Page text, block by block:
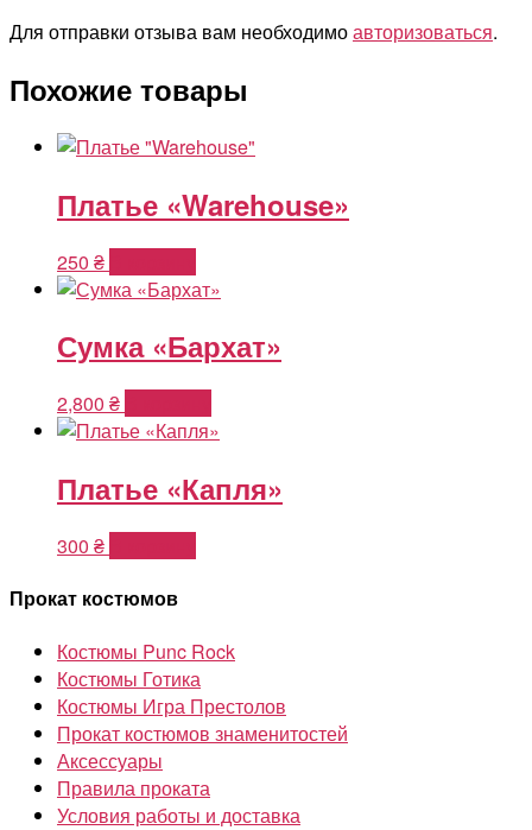
Для отправки отзыва вам необходимоавторизоваться.
Похожие товары
Платье «Warehouse»
250 ₴
Сумка «Бархат»
2,800 ₴
Платье «Капля»
300 ₴
Прокат костюмов
Костюмы Punc Rock
Костюмы Готика
Костюмы Игра Престолов
Прокат костюмов знаменитостей
Аксессуары
Правила проката
Условия работы и доставка